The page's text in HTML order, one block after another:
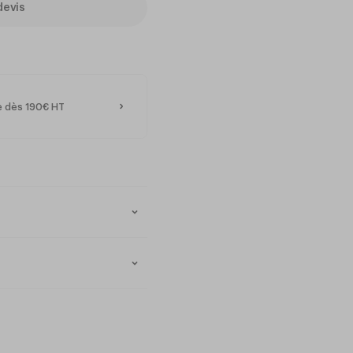
dès 190€ HT
de couverts XY
au lave-vaisselle qui soit